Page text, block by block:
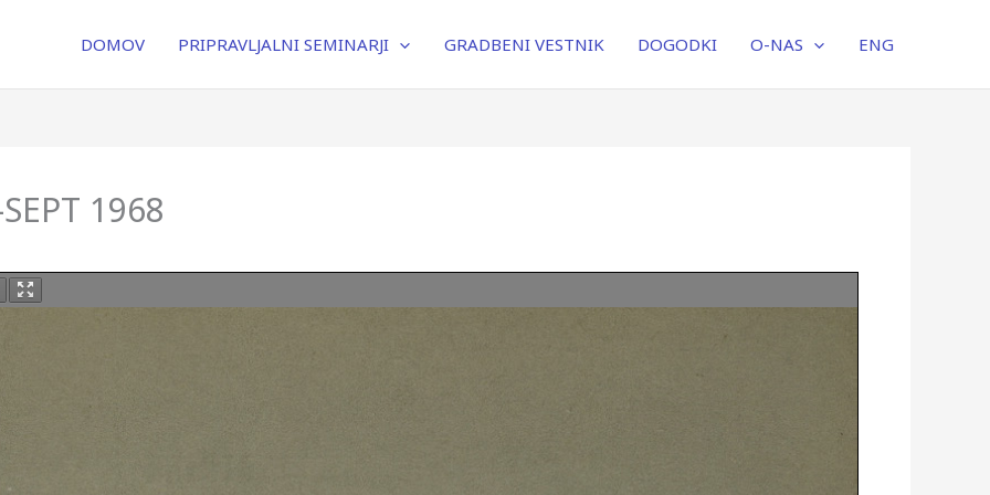
DOMOV PRIPRAVLJALNI SEMINARJI GRADBENI VESTNIK DOGODKI O-NAS ENG
1968